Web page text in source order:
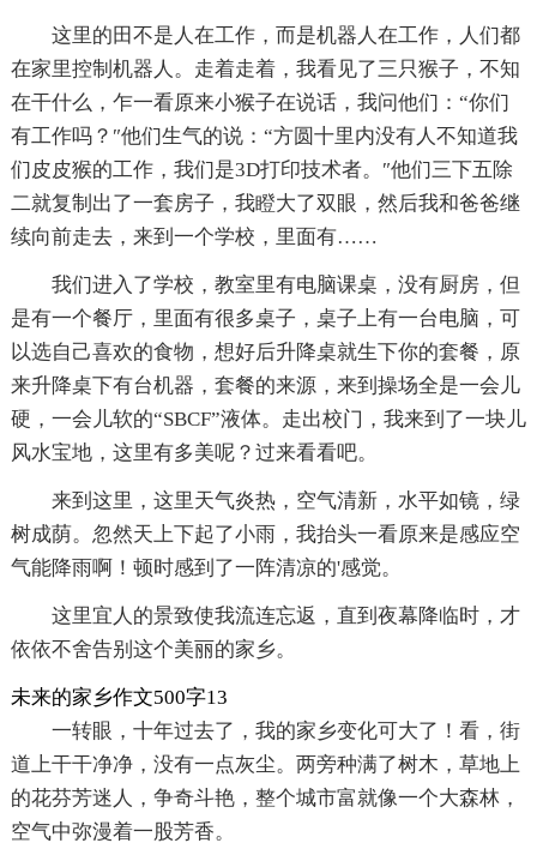
这里的田不是人在工作，而是机器人在工作，人们都
在家里控制机器人。走着走着，我看见了三只猴子，不知
在干什么，乍一看原来小猴子在说话，我问他们：“你们
有工作吗？″他们生气的说：“方圆十里内没有人不知道我
们皮皮猴的工作，我们是3D打印技术者。″他们三下五除
二就复制出了一套房子，我瞪大了双眼，然后我和爸爸继
续向前走去，来到一个学校，里面有……
我们进入了学校，教室里有电脑课桌，没有厨房，但
是有一个餐厅，里面有很多桌子，桌子上有一台电脑，可
以选自己喜欢的食物，想好后升降桌就生下你的套餐，原
来升降桌下有台机器，套餐的来源，来到操场全是一会儿
硬，一会儿软的“SBCF”液体。走出校门，我来到了一块儿
风水宝地，这里有多美呢？过来看看吧。
来到这里，这里天气炎热，空气清新，水平如镜，绿
树成荫。忽然天上下起了小雨，我抬头一看原来是感应空
气能降雨啊！顿时感到了一阵清凉的'感觉。
这里宜人的景致使我流连忘返，直到夜幕降临时，才
依依不舍告别这个美丽的家乡。
未来的家乡作文500字13
一转眼，十年过去了，我的家乡变化可大了！看，街
道上干干净净，没有一点灰尘。两旁种满了树木，草地上
的花芬芳迷人，争奇斗艳，整个城市富就像一个大森林，
空气中弥漫着一股芳香。